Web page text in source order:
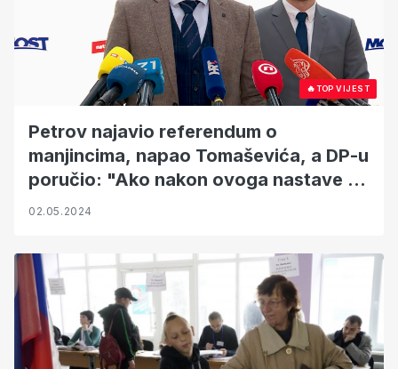
🔥TOP VIJEST
Petrov najavio referendum o
manjincima, napao Tomaševića, a DP-u
poručio: "Ako nakon ovoga nastave s
pregovorima…"
02.05.2024